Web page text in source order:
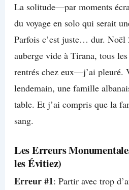
La solitude—par moments
du voyage en solo qui serait
Parfois c’est juste… dur. Noël
auberge vide à Tirana, tous
rentrés chez eux—j’ai pleuré.
lendemain, une famille
table. Et j’ai compris que la
sang.
Les Erreurs
les Évitiez)
Erreur #1: Partir avec trop